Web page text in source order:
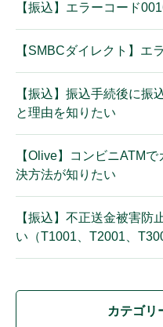
【振込】エラーコード
【SMBCダイレクト】エ
【振込】振込手続後に振
と理由を知りたい
【Olive】コンビニATM
決方法が知りたい
【振込】不正送金被害防
い（T1001、T2001、
カテゴリ